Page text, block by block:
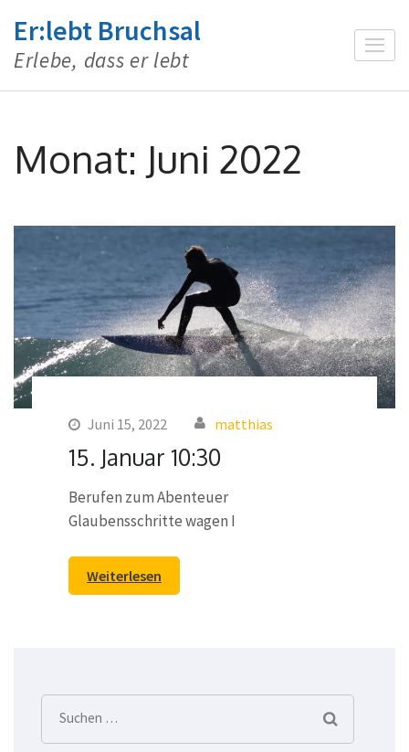
Inhalt
springen
Er:lebt Bruchsal
Erlebe, dass er lebt
Monat: Juni 2022
Juni 15, 2022 matthias
15. Januar 10:30
Berufen zum Abenteuer
Glaubensschritte wagen I
Weiterlesen
Suchen
nach: